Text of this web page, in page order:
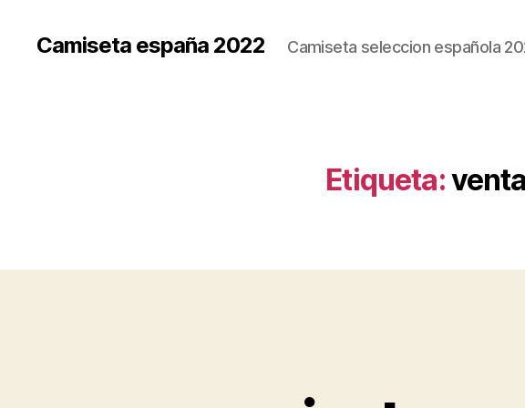
Camiseta españa 2022 Camiseta seleccion española
Etiqueta: